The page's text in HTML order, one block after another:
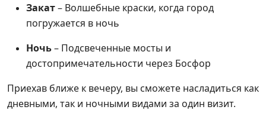
Закат– Волшебные краски, когда город
погружается в ночь
Ночь– Подсвеченные мосты и
достопримечательности через Босфор
Приехав ближе к вечеру, вы сможете насладиться как
дневными, так и ночными видами за один визит.